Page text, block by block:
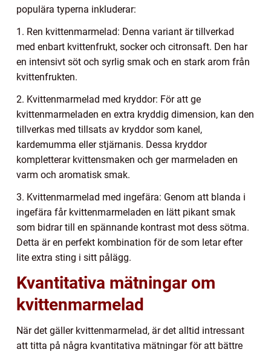
populära typerna inkluderar:
1. Ren kvittenmarmelad: Denna variant är tillverkad
med enbart kvittenfrukt, socker och citronsaft. Den har
en intensivt söt och syrlig smak och en stark arom från
kvittenfrukten.
2. Kvittenmarmelad med kryddor: För att ge
kvittenmarmeladen en extra kryddig dimension, kan den
tillverkas med tillsats av kryddor som kanel,
kardemumma eller stjärnanis. Dessa kryddor
kompletterar kvittensmaken och ger marmeladen en
varm och aromatisk smak.
3. Kvittenmarmelad med ingefära: Genom att blanda i
ingefära får kvittenmarmeladen en lätt pikant smak
som bidrar till en spännande kontrast mot dess sötma.
Detta är en perfekt kombination för de som letar efter
lite extra sting i sitt pålägg.
Kvantitativa mätningar om
kvittenmarmelad
När det gäller kvittenmarmelad, är det alltid intressant
att titta på några kvantitativa mätningar för att bättre